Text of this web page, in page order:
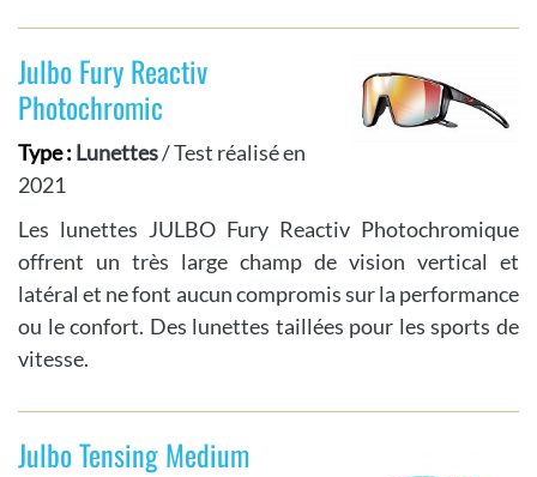
Julbo Fury Reactiv
Photochromic
Type : Lunettes/ Test réalisé en
2021
Les lunettes JULBO Fury Reactiv Photochromique
offrent un très large champ de vision vertical et
latéral et ne font aucun compromis sur la performance
ou le confort. Des lunettes taillées pour les sports de
vitesse.
Julbo Tensing Medium